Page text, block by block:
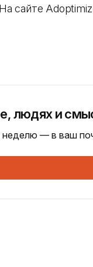
сайте
людях и
неделю — в ваш